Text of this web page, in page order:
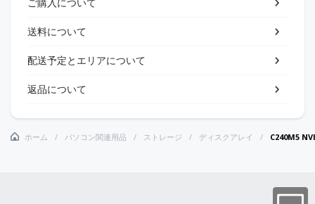
送料について
配送予定とエリアについて
返品について
ホーム パソコン関連用品 ストレージ ディスクアレイ C240M5